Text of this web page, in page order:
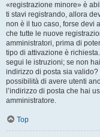
«registrazione minore» è
ti stavi registrando, allora
non è il tuo caso, forse devi
che tutte le nuove
amministratori, prima di
tipo di attivazione è
segui le istruzioni; se non
indirizzo di posta sia valido?
possibilità di avere utenti
l’indirizzo di posta che hai
amministratore.
Top